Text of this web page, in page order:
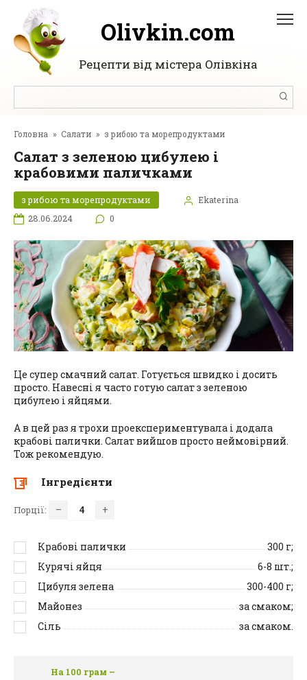
Перейти
вмісту
Olivkin.com
Рецепти від містера Олівкіна
Головна » Салати » з рибою та морепродуктами
Салат з зеленою цибулею і
крабовими паличками
з рибою та морепродуктами
Ekaterina
28.06.2024
0
Це супер смачний салат. Готується швидко і досить
просто. Навесні я часто готую салат з зеленою
цибулею і яйцями.
А в цей раз я трохи проекспериментувала і додала
крабові палички. Салат вийшов просто неймовірний.
Тож рекомендую.
Інгредієнти
Порції: – +
Крабові палички 300 г;
Курячі яйця
6-8 шт.;
Цибуля зелена
300-400 г;
Майонез
за смаком;
Сіль
за смаком.
На 100 грам –